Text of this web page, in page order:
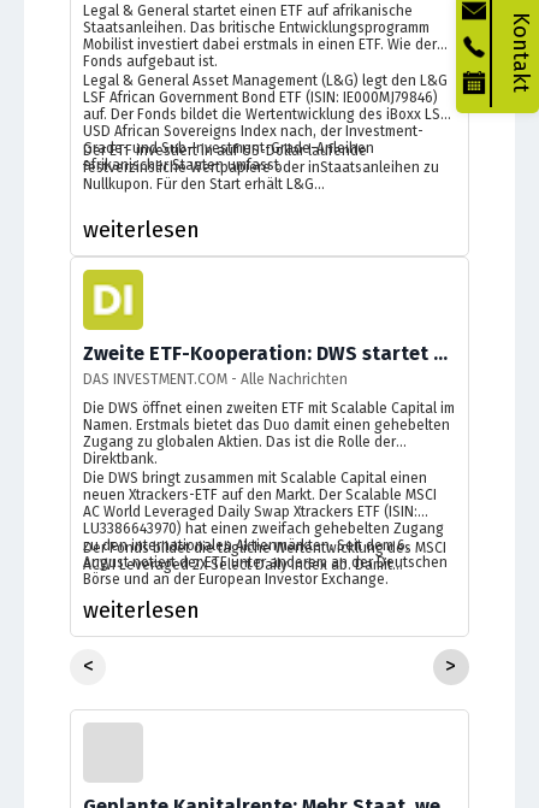
Kontakt
Legal & General startet einen ETF auf afrikanische
Staatsanleihen. Das britische Entwicklungsprogramm
Mobilist investiert dabei erstmals in einen ETF. Wie der
Fonds aufgebaut ist.
Legal & General Asset Management (L&G) legt den L&G
LSF African Government Bond ETF (ISIN: IE000MJ79846)
auf. Der Fonds bildet die Wertentwicklung des iBoxx LSF
USD African Sovereigns Index nach, der Investment-
Grade- und Sub-Investment-Grade-Anleihen
afrikanischer Staaten umfasst.
Der ETF investiert in auf US-Dollar laufende
festverzinsliche Wertpapiere oder inStaatsanleihen zu
Nullkupon. Für den Start erhält L&G...
weiterlesen
Zweite ETF-Kooperation: DWS startet gehebelten ETF mit Scalable Capital
DAS INVESTMENT.COM - Alle Nachrichten
Die DWS öffnet einen zweiten ETF mit Scalable Capital im
Namen. Erstmals bietet das Duo damit einen gehebelten
Zugang zu globalen Aktien. Das ist die Rolle der
Direktbank.
Die DWS bringt zusammen mit Scalable Capital einen
neuen Xtrackers-ETF auf den Markt. Der Scalable MSCI
AC World Leveraged Daily Swap Xtrackers ETF (ISIN:
LU3386643970) hat einen zweifach gehebelten Zugang
zu den internationalen Aktienmärkten. Seit dem 6.
August notiert der ETF unter anderem an der Deutschen
Börse und an der European Investor Exchange.
Der Fonds bildet die tägliche Wertentwicklung des MSCI
ACWI Leveraged 2X Select Daily Index ab. Damit...
weiterlesen
< >